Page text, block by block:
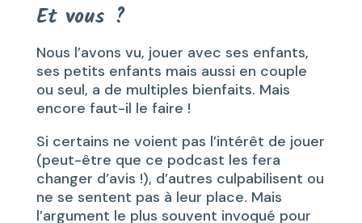
Et vous ?
Nous l’avons vu, jouer avec ses enfants,
ses petits enfants mais aussi en couple
ou seul, a de multiples bienfaits. Mais
encore faut-il le faire !
Si certains ne voient pas l’intérêt de jouer
(peut-être que ce podcast les fera
changer d’avis !), d’autres culpabilisent ou
ne se sentent pas à leur place. Mais
l’argument le plus souvent invoqué pour